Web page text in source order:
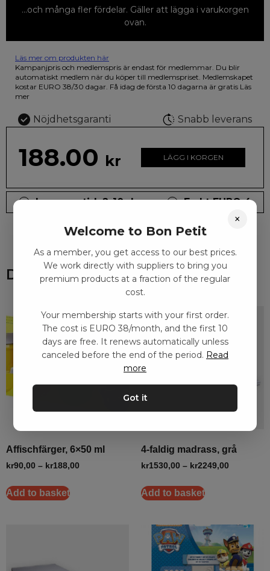
...och många fler fördelar. Gäller att lägga i varukorgen
ovan.
Läs mer om produkten här
12 färgpennor som du kan färglägga dina teckningar med. På
illustrationen på den vackra askan finns fjärilar i vilda fluorescerande
färger.
Kampanjpris och medlemspris är endast för medlemmar. Du blir
automatiskt medlem när du köper till medlemspriset. Medlemskapet
kostar EURO 38/30 dagar. Få idag de första 10 dagarna är gratis Läs
mer
Nöjdhetsgaranti Snabb leverans
188.00 kr LÄGG I KORGEN
Leveranstid: 2-10 dagar Frakt EURO 4
Du kanske också gillar
Affischfärger, 6×50 ml
kr90,00 – kr188,00
Add to basket
4-faldig madrass, grå
kr1530,00 – kr2249,00
Add to basket
×
Welcome to Bon Petit
As a member, you get access to our best prices.
We work directly with suppliers to bring you
premium products at a fraction of the regular
cost.
Your membership starts with your first order.
The cost is EURO 38/month, and the first 10
days are free. It renews automatically unless
canceled before the end of the period. Read
more
Got it